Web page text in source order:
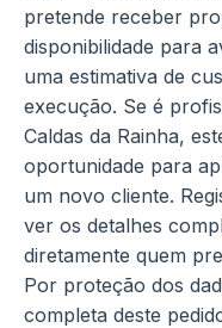
pretende receber
disponibilidade para
uma estimativa de
execução. Se é
Caldas da Rainha,
oportunidade para
um novo cliente.
ver os detalhes
diretamente quem
Por proteção dos
completa deste